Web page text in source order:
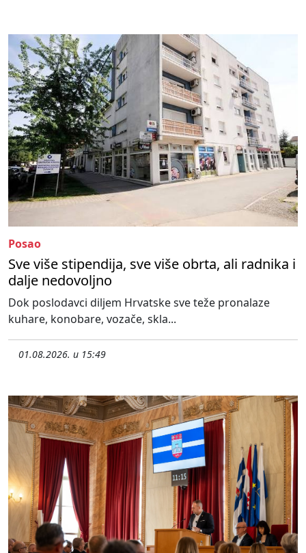
Posao
Sve više stipendija, sve više obrta, ali radnika i
dalje nedovoljno
Dok poslodavci diljem Hrvatske sve teže pronalaze
kuhare, konobare, vozače, skla...
01.08.2026. u 15:49